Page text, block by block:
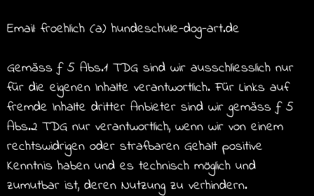
Email: froehlich (a) hundeschule-dog-art.de
Gemäss ƒ 5 Abs.1 TDG sind wir ausschliesslich nur
für die eigenen Inhalte verantwortlich. Für Links auf
fremde Inhalte dritter Anbieter sind wir gemäss ƒ 5
Abs.2 TDG nur verantwortlich, wenn wir von einem
rechtswidrigen oder strafbaren Gehalt positive
Kenntnis haben und es technisch möglich und
zumutbar ist, deren Nutzung zu verhindern.